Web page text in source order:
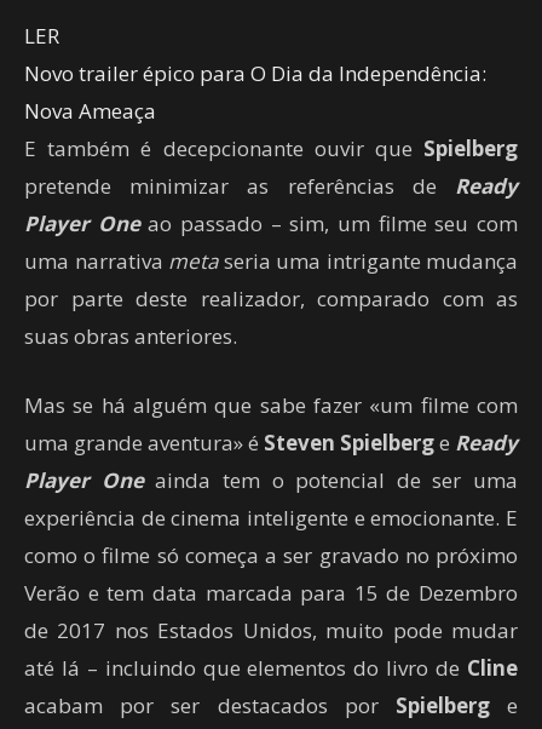
LER
Novo trailer épico para O Dia da Independência:
Nova Ameaça
E também é decepcionante ouvir que Spielberg
pretende minimizar as referências de Ready
Player Oneao passado – sim, um filme seu com
uma narrativa metaseria uma intrigante mudança
por parte deste realizador, comparado com as
suas obras anteriores.
Mas se há alguém que sabe fazer «um filme com
uma grande aventura» é Steven Spielberge Ready
Player Oneainda tem o potencial de ser uma
experiência de cinema inteligente e emocionante. E
como o filme só começa a ser gravado no próximo
Verão e tem data marcada para 15 de Dezembro
de 2017 nos Estados Unidos, muito pode mudar
até lá – incluindo que elementos do livro de Cline
acabam por ser destacados por Spielberge